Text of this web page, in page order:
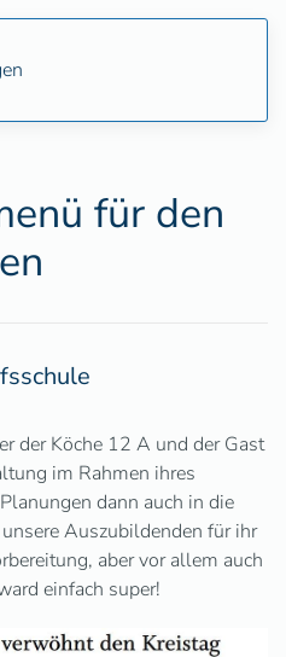
für den
der Köche 12 A und der Gast
im Rahmen ihres
dann auch in die
Auszubildenden für ihr
aber vor allem auch
einfach super!